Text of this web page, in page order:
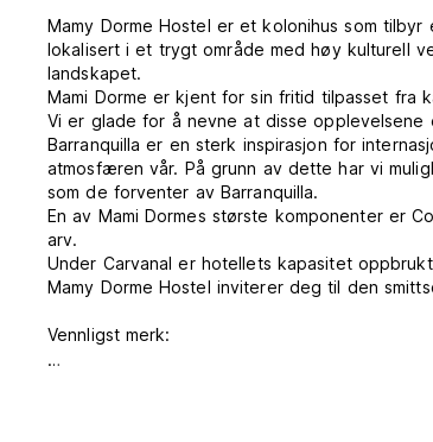
Mamy Dorme Hostel er et kolonihus som
lokalisert i et trygt område med høy kulturell
landskapet.
Mami Dorme er kjent for sin fritid tilpasset fra
Vi er glade for å nevne at disse opplevelsene
Barranquilla er en sterk inspirasjon for
atmosfæren vår. På grunn av dette har vi
som de forventer av Barranquilla.
En av Mami Dormes største komponenter er
arv.
Under Carvanal er hotellets kapasitet
Mamy Dorme Hostel inviterer deg til den
Vennligst merk: